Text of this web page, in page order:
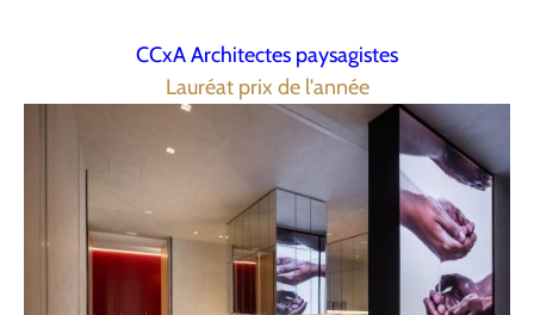
CCxA Architectes paysagistes
Lauréat prix de l'année